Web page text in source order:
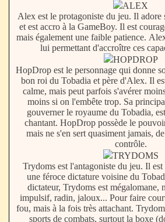
ALEX
Alex est le protagoniste du jeu. Il
et est accro à la GameBoy. Il est
mais également une faible patience.
lui permettant d'accroître ces
HOPDROP
HopDrop est le personnage qui donne
bon roi du Tobadia et père d'Alex. Il
calme, mais peut parfois s'avérer
moins si on l'embête trop. Sa
gouverner le royaume du Tobadia,
chantant. HopDrop possède le
mais ne s'en sert quasiment jamais,
contrôle.
TRYDOMS
Trydoms est l'antagoniste du jeu. Il
une féroce dictature voisine du
dictateur, Trydoms est mégalomane,
impulsif, radin, jaloux... Pour faire
fou, mais à la fois très attachant.
sports de combats, surtout la boxe